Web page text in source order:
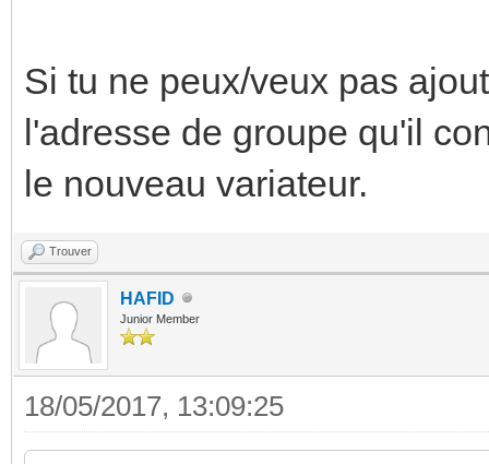
Si tu ne peux/veux pas
l'adresse de groupe qu'il
le nouveau variateur.
Trouver
HAFID
Junior Member
18/05/2017, 13:09:25